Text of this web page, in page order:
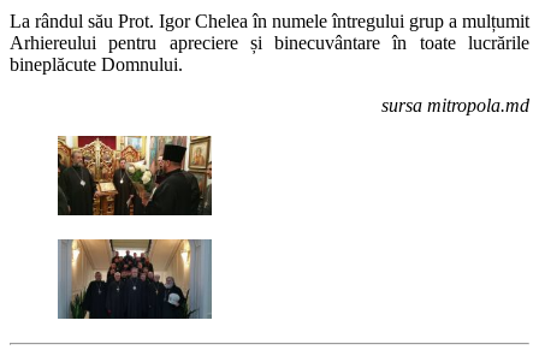
La rândul său Prot. Igor Chelea în numele întregului grup a mulțumit
Arhiereului pentru apreciere și binecuvântare în toate lucrările
bineplăcute Domnului.
sursa mitropola.md